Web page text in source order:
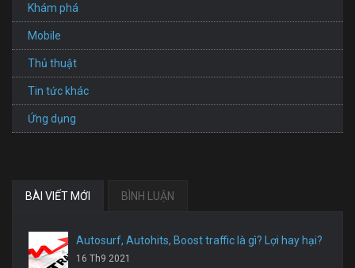
Khám phá
Mobile
Thủ thuật
Tin tức khác
Ứng dụng
BÀI VIẾT MỚI BÌNH LUẬN
Autosurf, Autohits, Boost traffic là gì? Lợi hay hại?
16 Th9 2021